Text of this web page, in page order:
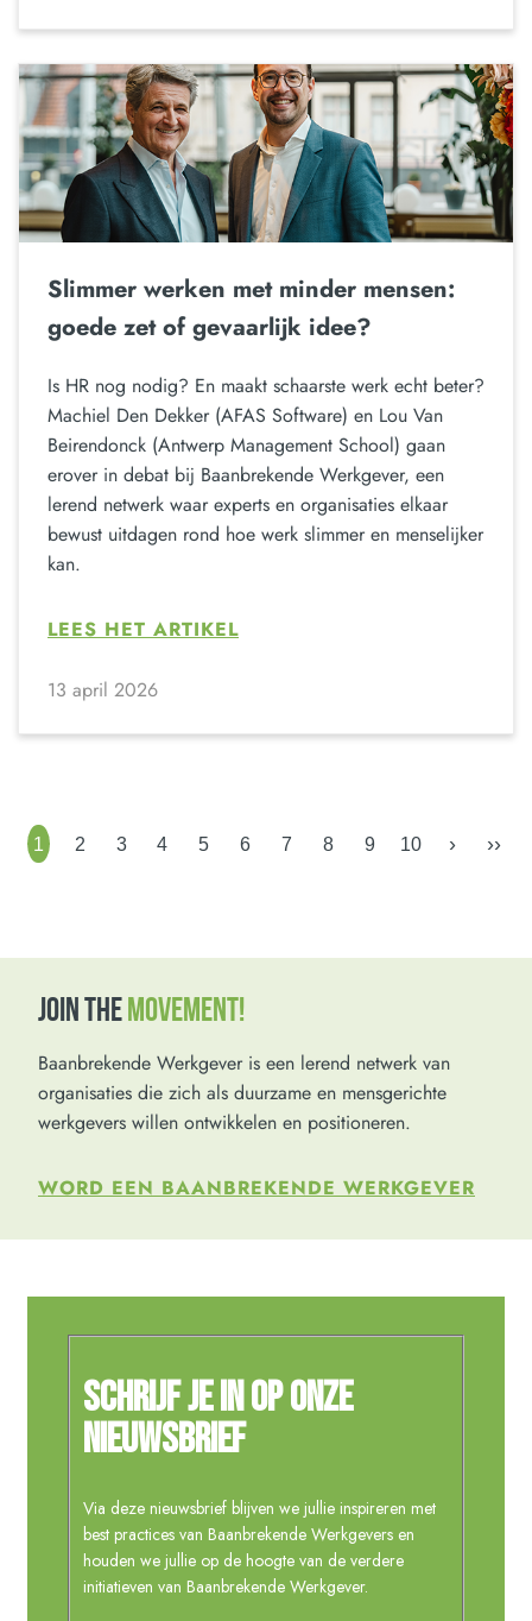
Slimmer werken met minder mensen:
goede zet of gevaarlijk idee?
Is HR nog nodig? En maakt schaarste werk echt beter?
Machiel Den Dekker (AFAS Software) en Lou Van
Beirendonck (Antwerp Management School) gaan
erover in debat bij Baanbrekende Werkgever, een
lerend netwerk waar experts en organisaties elkaar
bewust uitdagen rond hoe werk slimmer en menselijker
kan.
LEES HET ARTIKEL
13 april 2026
1 2 3 4 5 6 7 8 9 10 › ››
JOIN THEMOVEMENT!
Baanbrekende Werkgever is een lerend netwerk van
organisaties die zich als duurzame en mensgerichte
werkgevers willen ontwikkelen en positioneren.
WORD EEN BAANBREKENDE WERKGEVER